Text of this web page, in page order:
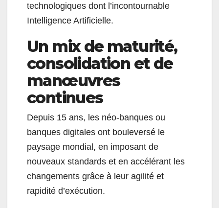
technologiques dont l’incontournable
Intelligence Artificielle.
Un mix de maturité,
consolidation et de
manœuvres
continues
Depuis 15 ans, les néo-banques ou
banques digitales ont bouleversé le
paysage mondial, en imposant de
nouveaux standards et en accélérant les
changements grâce à leur agilité et
rapidité d’exécution.